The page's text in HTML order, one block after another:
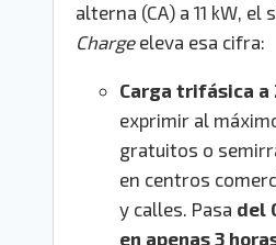
alterna (CA) a 11 kW, el
Chargeeleva esa cifra:
Carga trifásica a
exprimir al
gratuitos o
en centros
y calles. Pasa del
en apenas 3